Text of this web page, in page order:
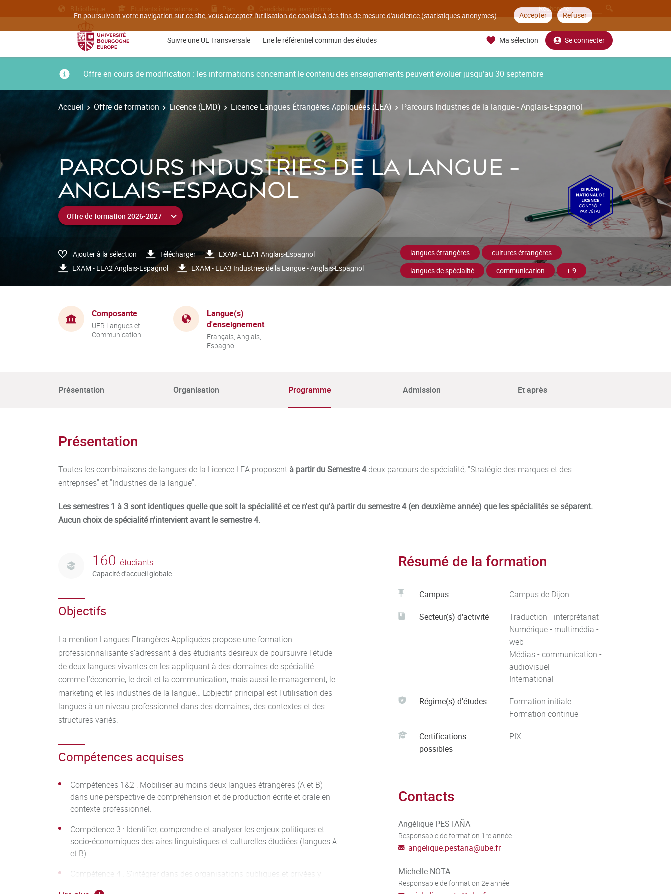
En poursuivant votre navigation sur ce site, vous acceptez l'utilisation de cookies à des fins de mesure d'audience (statistiques anonymes). Accepter Refuser
Bibliothèque Etudiants internationaux Plan Candidatures inscriptions
Suivre une UE Transversale Lire le référentiel commun des études Ma sélection Se connecter
Offre en cours de modification : les informations concernant le contenu des enseignements peuvent évoluer jusqu’au 30 septembre
Accueil Offre de formation Licence (LMD) Licence Langues Étrangères Appliquées (LEA) Parcours Industries de la langue - Anglais-Espagnol
PARCOURS INDUSTRIES DE LA LANGUE -
ANGLAIS-ESPAGNOL
Ajouter à la sélection Télécharger
EXAM - LEA1 Anglais-Espagnol
EXAM - LEA2 Anglais-Espagnol
EXAM - LEA3 Industries de la Langue - Anglais-Espagnol
langues étrangères
cultures étrangères
langues de spécialité
communication + 9
Composante
UFR Langues et
Communication
Langue(s)
d'enseignement
Français, Anglais,
Espagnol
Présentation Organisation Programme Admission Et après
Présentation
Toutes les combinaisons de langues de la Licence LEA proposent à partir du Semestre 4deux parcours de spécialité, "Stratégie des marques et des
entreprises" et "Industries de la langue".
Les semestres 1 à 3 sont identiques quelle que soit la spécialité et ce n'est qu'à partir du semestre 4 (en deuxième année) que les spécialités se séparent.
Aucun choix de spécialité n'intervient avant le semestre 4.
160 étudiants
Capacité d'accueil globale
Objectifs
La mention Langues Etrangères Appliquées propose une formation
professionnalisante s’adressant à des étudiants désireux de poursuivre l’étude
de deux langues vivantes en les appliquant à des domaines de spécialité
comme l’économie, le droit et la communication, mais aussi le management, le
marketing et les industries de la langue… L’objectif principal est l’utilisation des
langues à un niveau professionnel dans des domaines, des contextes et des
structures variés.
Compétences acquises
Compétences 1&2 : Mobiliser au moins deux langues étrangères (A et B)
dans une perspective de compréhension et de production écrite et orale en
contexte professionnel.
Compétence 3 : Identifier, comprendre et analyser les enjeux politiques et
socio-économiques des aires linguistiques et culturelles étudiées (langues A
et B).
Compétence 4 : S’intégrer dans des organisations publiques et privées y
Résumé de la formation
Campus Campus de Dijon
Secteur(s) d'activité
Traduction - interprétariat
Numérique - multimédia -
web
Médias - communication -
audiovisuel
International
Régime(s) d'études
Formation initiale
Formation continue
Certifications
possibles
PIX
Contacts
Angélique PESTAÑA
Responsable de formation 1re année
angelique.pestana@ube.fr
Michelle NOTA
Responsable de formation 2e année